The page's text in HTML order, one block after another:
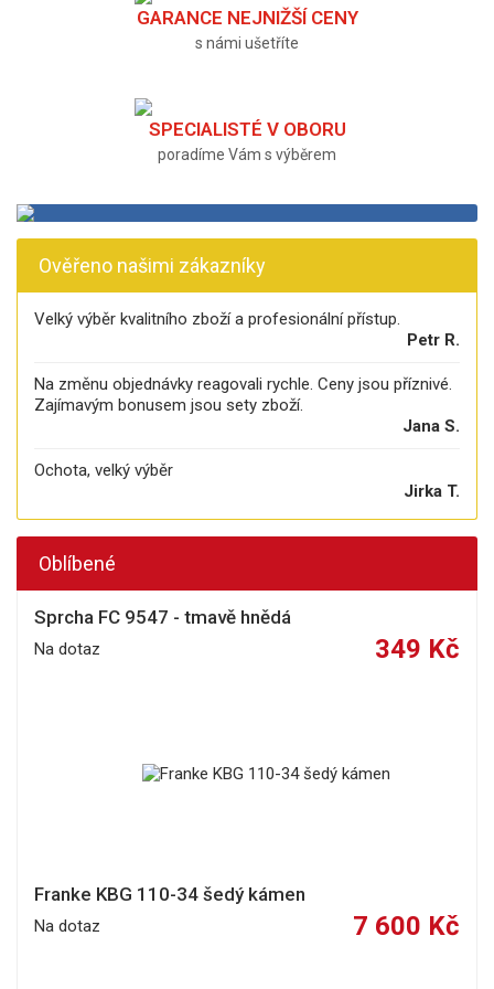
GARANCE NEJNIŽŠÍ CENY
s námi ušetříte
SPECIALISTÉ V OBORU
poradíme Vám s výběrem
Ověřeno našimi zákazníky
Velký výběr kvalitního zboží a profesionální přístup.
Petr R.
Na změnu objednávky reagovali rychle. Ceny jsou příznivé.
Zajímavým bonusem jsou sety zboží.
Jana S.
Ochota, velký výběr
Jirka T.
Oblíbené
Sprcha FC 9547 - tmavě hnědá
Na dotaz 349 Kč
Franke KBG 110-34 šedý kámen
Na dotaz 7 600 Kč